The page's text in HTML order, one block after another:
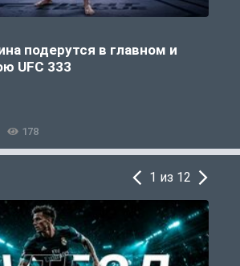
подерутся в главном и
UFC 333
178
1 из 12